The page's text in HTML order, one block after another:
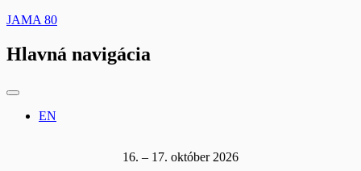
JAMA 80
Hlavná navigácia
EN
16. – 17. október 2026